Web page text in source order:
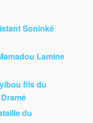
Soninké
Lamine
fils du
du